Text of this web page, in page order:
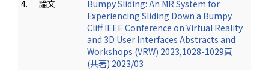
4. 論文
Bumpy Sliding: An MR System for
Experiencing Sliding Down a Bumpy
Cliff IEEE Conference on Virtual Reality
and 3D User Interfaces Abstracts and
Workshops (VRW) 2023,1028-1029頁
(共著) 2023/03